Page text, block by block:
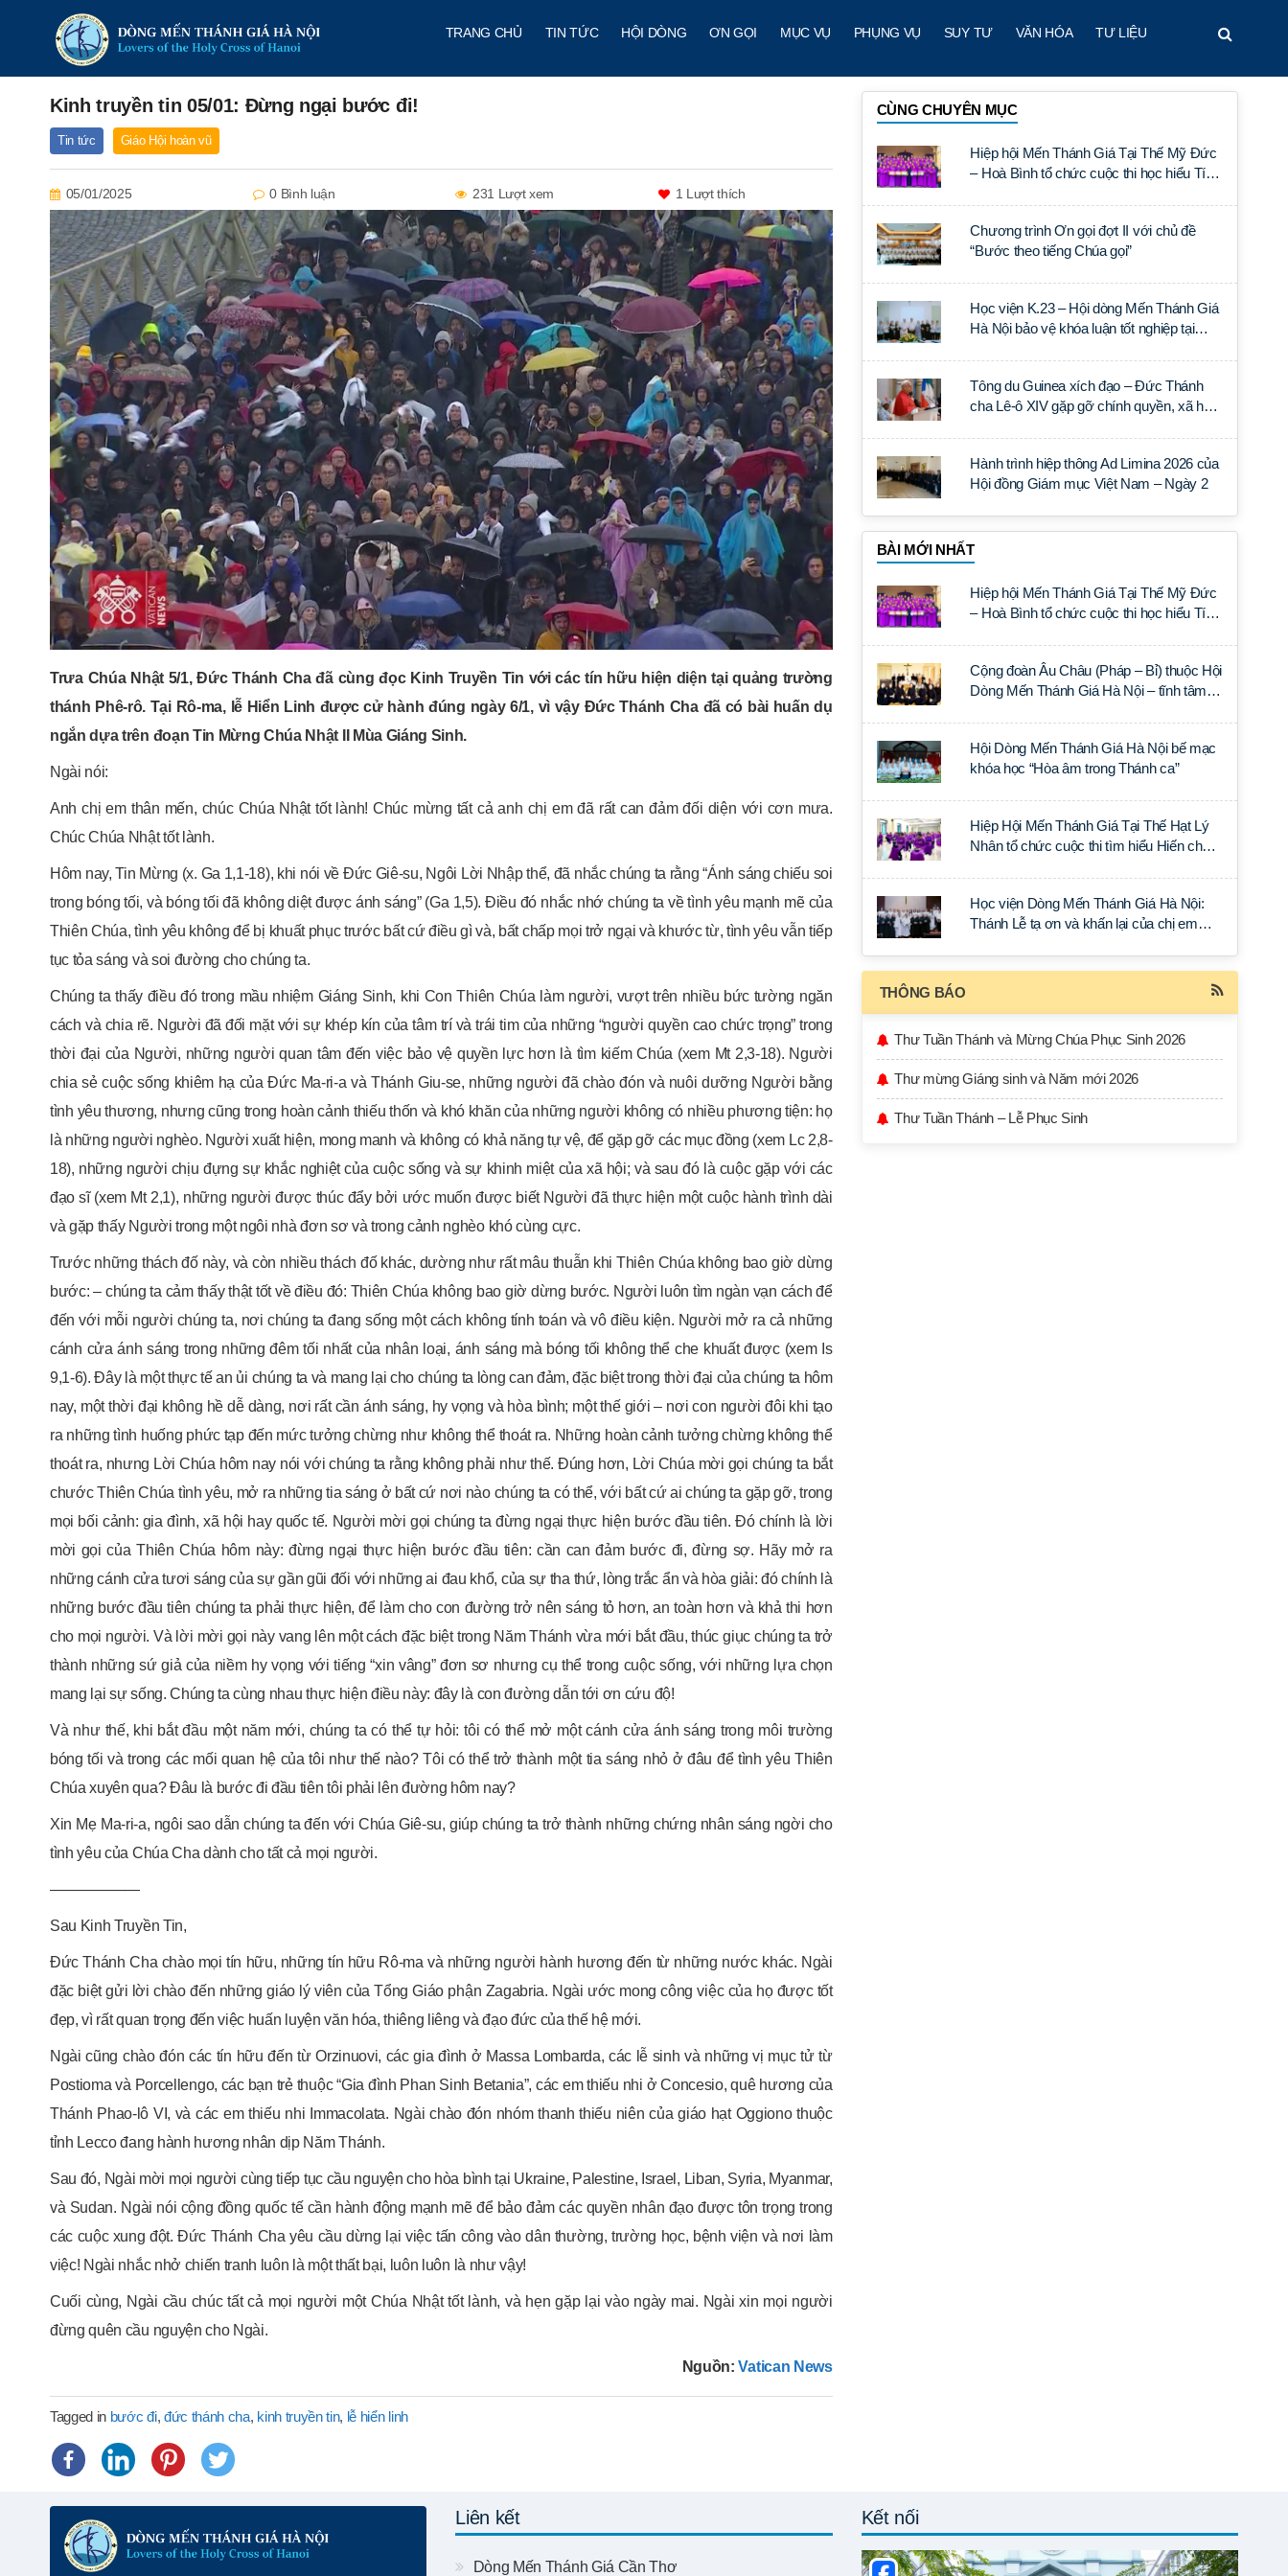
TRANG CHỦ TIN TỨC HỘI DÒNG ƠN GỌI MỤC VỤ PHỤNG VỤ SUY TƯ VĂN HÓA TƯ LIỆU
Kinh truyền tin 05/01: Đừng ngại bước đi!
Tin tức Giáo Hội hoàn vũ
05/01/2025 0 Bình luận 231 Lượt xem 1 Lượt thích
Trưa Chúa Nhật 5/1, Đức Thánh Cha đã cùng đọc Kinh Truyền Tin với các tín hữu hiện diện tại quảng trường
thánh Phê-rô. Tại Rô-ma, lễ Hiển Linh được cử hành đúng ngày 6/1, vì vậy Đức Thánh Cha đã có bài huấn dụ
ngắn dựa trên đoạn Tin Mừng Chúa Nhật II Mùa Giáng Sinh.
Ngài nói:
Anh chị em thân mến, chúc Chúa Nhật tốt lành! Chúc mừng tất cả anh chị em đã rất can đảm đối diện với cơn mưa.
Chúc Chúa Nhật tốt lành.
Hôm nay, Tin Mừng (x. Ga 1,1-18), khi nói về Đức Giê-su, Ngôi Lời Nhập thể, đã nhắc chúng ta rằng “Ánh sáng chiếu soi
trong bóng tối, và bóng tối đã không diệt được ánh sáng” (Ga 1,5). Điều đó nhắc nhớ chúng ta về tình yêu mạnh mẽ của
Thiên Chúa, tình yêu không để bị khuất phục trước bất cứ điều gì và, bất chấp mọi trở ngại và khước từ, tình yêu vẫn tiếp
tục tỏa sáng và soi đường cho chúng ta.
Chúng ta thấy điều đó trong mầu nhiệm Giáng Sinh, khi Con Thiên Chúa làm người, vượt trên nhiều bức tường ngăn
cách và chia rẽ. Người đã đối mặt với sự khép kín của tâm trí và trái tim của những “người quyền cao chức trọng” trong
thời đại của Người, những người quan tâm đến việc bảo vệ quyền lực hơn là tìm kiếm Chúa (xem Mt 2,3-18). Người
chia sẻ cuộc sống khiêm hạ của Đức Ma-ri-a và Thánh Giu-se, những người đã chào đón và nuôi dưỡng Người bằng
tình yêu thương, nhưng cũng trong hoàn cảnh thiếu thốn và khó khăn của những người không có nhiều phương tiện: họ
là những người nghèo. Người xuất hiện, mong manh và không có khả năng tự vệ, để gặp gỡ các mục đồng (xem Lc 2,8-
18), những người chịu đựng sự khắc nghiệt của cuộc sống và sự khinh miệt của xã hội; và sau đó là cuộc gặp với các
đạo sĩ (xem Mt 2,1), những người được thúc đẩy bởi ước muốn được biết Người đã thực hiện một cuộc hành trình dài
và gặp thấy Người trong một ngôi nhà đơn sơ và trong cảnh nghèo khó cùng cực.
Trước những thách đố này, và còn nhiều thách đố khác, dường như rất mâu thuẫn khi Thiên Chúa không bao giờ dừng
bước: – chúng ta cảm thấy thật tốt về điều đó: Thiên Chúa không bao giờ dừng bước. Người luôn tìm ngàn vạn cách để
đến với mỗi người chúng ta, nơi chúng ta đang sống một cách không tính toán và vô điều kiện. Người mở ra cả những
cánh cửa ánh sáng trong những đêm tối nhất của nhân loại, ánh sáng mà bóng tối không thể che khuất được (xem Is
9,1-6). Đây là một thực tế an ủi chúng ta và mang lại cho chúng ta lòng can đảm, đặc biệt trong thời đại của chúng ta hôm
nay, một thời đại không hề dễ dàng, nơi rất cần ánh sáng, hy vọng và hòa bình; một thế giới – nơi con người đôi khi tạo
ra những tình huống phức tạp đến mức tưởng chừng như không thể thoát ra. Những hoàn cảnh tưởng chừng không thể
thoát ra, nhưng Lời Chúa hôm nay nói với chúng ta rằng không phải như thế. Đúng hơn, Lời Chúa mời gọi chúng ta bắt
chước Thiên Chúa tình yêu, mở ra những tia sáng ở bất cứ nơi nào chúng ta có thể, với bất cứ ai chúng ta gặp gỡ, trong
mọi bối cảnh: gia đình, xã hội hay quốc tế. Người mời gọi chúng ta đừng ngại thực hiện bước đầu tiên. Đó chính là lời
mời gọi của Thiên Chúa hôm này: đừng ngại thực hiện bước đầu tiên: cần can đảm bước đi, đừng sợ. Hãy mở ra
những cánh cửa tươi sáng của sự gần gũi đối với những ai đau khổ, của sự tha thứ, lòng trắc ẩn và hòa giải: đó chính là
những bước đầu tiên chúng ta phải thực hiện, để làm cho con đường trở nên sáng tỏ hơn, an toàn hơn và khả thi hơn
cho mọi người. Và lời mời gọi này vang lên một cách đặc biệt trong Năm Thánh vừa mới bắt đầu, thúc giục chúng ta trở
thành những sứ giả của niềm hy vọng với tiếng “xin vâng” đơn sơ nhưng cụ thể trong cuộc sống, với những lựa chọn
mang lại sự sống. Chúng ta cùng nhau thực hiện điều này: đây là con đường dẫn tới ơn cứu độ!
Và như thế, khi bắt đầu một năm mới, chúng ta có thể tự hỏi: tôi có thể mở một cánh cửa ánh sáng trong môi trường
bóng tối và trong các mối quan hệ của tôi như thế nào? Tôi có thể trở thành một tia sáng nhỏ ở đâu để tình yêu Thiên
Chúa xuyên qua? Đâu là bước đi đầu tiên tôi phải lên đường hôm nay?
Xin Mẹ Ma-ri-a, ngôi sao dẫn chúng ta đến với Chúa Giê-su, giúp chúng ta trở thành những chứng nhân sáng ngời cho
tình yêu của Chúa Cha dành cho tất cả mọi người.
——————
Sau Kinh Truyền Tin,
Đức Thánh Cha chào mọi tín hữu, những tín hữu Rô-ma và những người hành hương đến từ những nước khác. Ngài
đặc biệt gửi lời chào đến những giáo lý viên của Tổng Giáo phận Zagabria. Ngài ước mong công việc của họ được tốt
đẹp, vì rất quan trọng đến việc huấn luyện văn hóa, thiêng liêng và đạo đức của thế hệ mới.
Ngài cũng chào đón các tín hữu đến từ Orzinuovi, các gia đình ở Massa Lombarda, các lễ sinh và những vị mục tử từ
Postioma và Porcellengo, các bạn trẻ thuộc “Gia đình Phan Sinh Betania”, các em thiếu nhi ở Concesio, quê hương của
Thánh Phao-lô VI, và các em thiếu nhi Immacolata. Ngài chào đón nhóm thanh thiếu niên của giáo hạt Oggiono thuộc
tỉnh Lecco đang hành hương nhân dịp Năm Thánh.
Sau đó, Ngài mời mọi người cùng tiếp tục cầu nguyện cho hòa bình tại Ukraine, Palestine, Israel, Liban, Syria, Myanmar,
và Sudan. Ngài nói cộng đồng quốc tế cần hành động mạnh mẽ để bảo đảm các quyền nhân đạo được tôn trọng trong
các cuộc xung đột. Đức Thánh Cha yêu cầu dừng lại việc tấn công vào dân thường, trường học, bệnh viện và nơi làm
việc! Ngài nhắc nhở chiến tranh luôn là một thất bại, luôn luôn là như vậy!
Cuối cùng, Ngài cầu chúc tất cả mọi người một Chúa Nhật tốt lành, và hẹn gặp lại vào ngày mai. Ngài xin mọi người
đừng quên cầu nguyện cho Ngài.
Nguồn:Vatican News
Tagged in bước đi, đức thánh cha, kinh truyền tin, lễ hiển linh
CÙNG CHUYÊN MỤC
Hiệp hội Mến Thánh Giá Tại Thế Mỹ Đức
– Hoà Bình tổ chức cuộc thi học hiểu Tín
Chương trình Ơn gọi đợt II với chủ đề
“Bước theo tiếng Chúa gọi”
Học viện K.23 – Hội dòng Mến Thánh Giá
Hà Nội bảo vệ khóa luận tốt nghiệp tại
Tông du Guinea xích đạo – Đức Thánh
cha Lê-ô XIV gặp gỡ chính quyền, xã hội
Hành trình hiệp thông Ad Limina 2026 của
Hội đồng Giám mục Việt Nam – Ngày 2
BÀI MỚI NHẤT
Hiệp hội Mến Thánh Giá Tại Thế Mỹ Đức
– Hoà Bình tổ chức cuộc thi học hiểu Tín
Cộng đoàn Âu Châu (Pháp – Bỉ) thuộc Hội
Dòng Mến Thánh Giá Hà Nội – tĩnh tâm
Hội Dòng Mến Thánh Giá Hà Nội bế mạc
khóa học “Hòa âm trong Thánh ca”
Hiệp Hội Mến Thánh Giá Tại Thế Hạt Lý
Nhân tổ chức cuộc thi tìm hiểu Hiến chế
Học viện Dòng Mến Thánh Giá Hà Nội:
Thánh Lễ tạ ơn và khấn lại của chị em
THÔNG BÁO
Thư Tuần Thánh và Mừng Chúa Phục Sinh 2026
Thư mừng Giáng sinh và Năm mới 2026
Thư Tuần Thánh – Lễ Phục Sinh
Liên kết
Dòng Mến Thánh Giá Cần Thơ
Kết nối